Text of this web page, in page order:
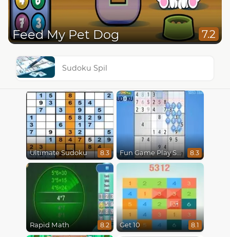
Feed My Pet Dog 7.2
Sudoku Spil
Ultimate Sudoku 8.3 Fun Game Play Sudoku 8.3
Rapid Math 8.2 Get 10 8.1